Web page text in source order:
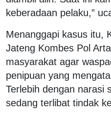
keberadaan pelaku,”
Menanggapi kasus itu,
Jateng Kombes Pol
masyarakat agar
penipuan yang
Terlebih dengan narasi
sedang terlibat tindak